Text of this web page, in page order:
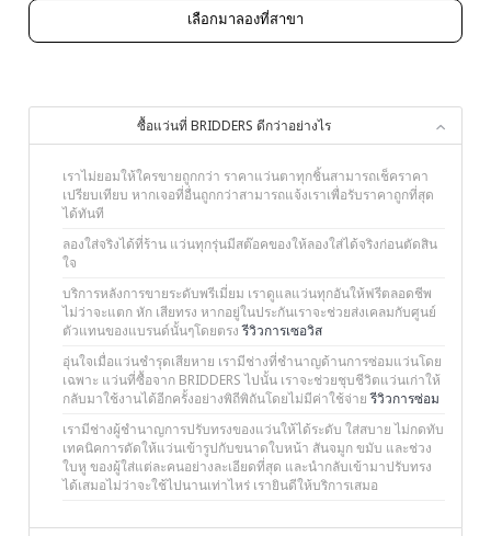
เลือกมาลองที่สาขา
ซื้อแว่นที่ BRIDDERS ดีกว่าอย่างไร
เราไม่ยอมให้ใครขายถูกกว่า ราคาแว่นตาทุกชิ้นสามารถเช็คราคา
เปรียบเทียบ หากเจอที่อื่นถูกกว่าสามารถแจ้งเราเพื่อรับราคาถูกที่สุด
ได้ทันที
ลองใส่จริงได้ที่ร้าน แว่นทุกรุ่นมีสต๊อคของให้ลองใส่ได้จริงก่อนตัดสิน
ใจ
บริการหลังการขายระดับพรีเมี่ยม เราดูแลแว่นทุกอันให้ฟรีตลอดชีพ
ไม่ว่าจะแตก หัก เสียทรง หากอยู่ในประกันเราจะช่วยส่งเคลมกับศูนย์
ตัวแทนของแบรนด์นั้นๆโดยตรงรีวิวการเซอวิส
อุ่นใจเมื่อแว่นชำรุดเสียหาย เรามีช่างที่ชำนาญด้านการซ่อมแว่นโดย
เฉพาะ แว่นที่ซื้อจาก BRIDDERS ไปนั้น เราจะช่วยชุบชีวิตแว่นเก่าให้
กลับมาใช้งานได้อีกครั้งอย่างพิถีพิถันโดยไม่มีค่าใช้จ่ายรีวิวการซ่อม
เรามีช่างผู้ชำนาญการปรับทรงของแว่นให้ได้ระดับ ใส่สบาย ไม่กดทับ
เทคนิคการดัดให้แว่นเข้ารูปกับขนาดใบหน้า สันจมูก ขมับ และช่วง
ใบหู ของผู้ใส่แต่ละคนอย่างละเอียดที่สุด และนำกลับเข้ามาปรับทรง
ได้เสมอไม่ว่าจะใช้ไปนานเท่าไหร่ เรายินดีให้บริการเสมอ